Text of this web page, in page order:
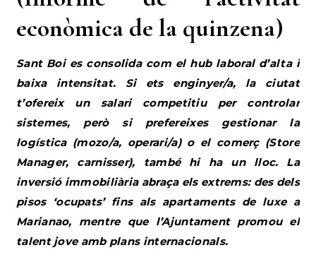
Sant Boi es consolida com el hub laboral d’alta i
baixa intensitat. Si ets enginyer/a, la ciutat
sistemes, però si prefereixes gestionar la
logística (mozo/a, operari/a) o el comerç (Store
Manager, carnisser), també hi ha un lloc. La
inversió immobiliària abraça els extrems: des dels
pisos ‘ocupats’ fins als apartaments de luxe a
Marianao, mentre que l’Ajuntament promou el
talent jove amb plans internacionals.
La Dualitat del Mercat Laboral i
la Sostenibilitat Estratègica